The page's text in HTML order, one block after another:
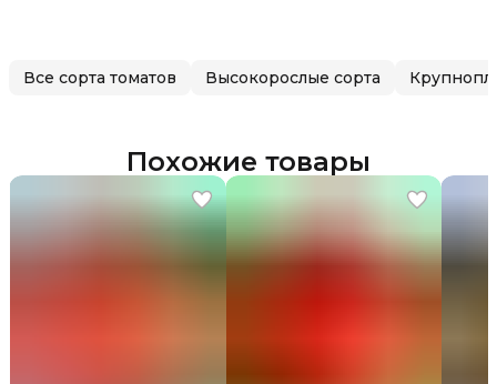
Все сорта томатов Высокорослые сорта
Похожие товары